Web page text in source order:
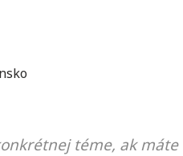
téme, ak